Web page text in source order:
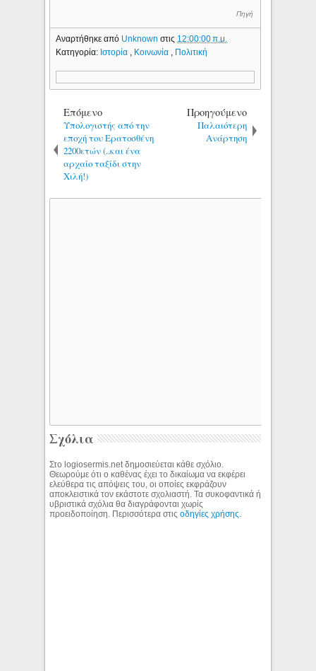
Πηγή
Αναρτήθηκε από Unknownστις 12:00:00 π.μ.
Κατηγορία: Ιστορία , Κοινωνία , Πολιτική
Επόμενο
Υπολογιστής από την
εποχή του Ερατοσθένη
2200ετών (..και ένα
αρχαίο ταξίδι στην
Χιλή!)
Προηγούμενο
Παλαιότερη
Ανάρτηση
Σχόλια
Στο logiosermis.net δημοσιεύεται κάθε σχόλιο.
Θεωρούμε ότι ο καθένας έχει το δικαίωμα να εκφέρει
ελεύθερα τις απόψεις του, οι οποίες εκφράζουν
αποκλειστικά τον εκάστοτε σχολιαστή. Τα συκοφαντικά ή
υβριστικά σχόλια θα διαγράφονται χωρίς
προειδοποίηση. Περισσότερα στιςοδηγίες χρήσης.